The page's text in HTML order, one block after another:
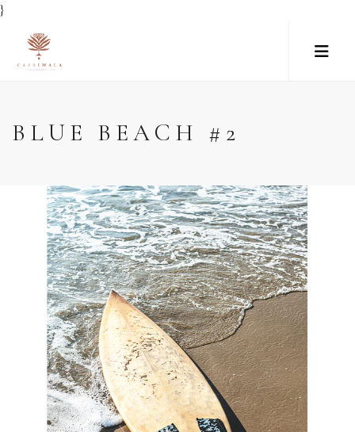
}
BLUE BEACH #2